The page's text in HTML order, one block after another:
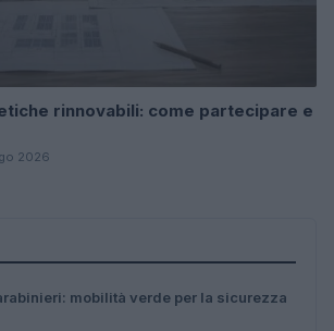
rinnovabili: come partecipare e
2026
mobilità verde per la sicurezza